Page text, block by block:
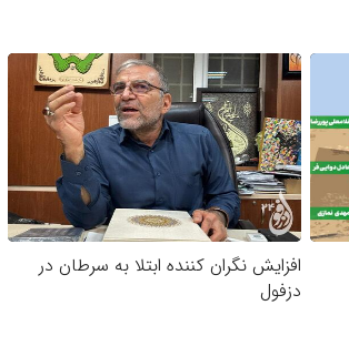
افزایش نگران کننده ابتلا به سرطان در
دزفول